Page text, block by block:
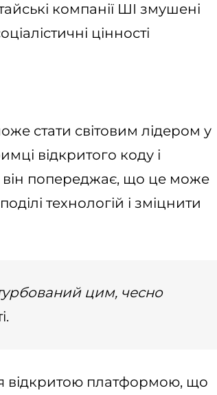
компанії ШІ змушені
цінності
стати світовим лідером у
відкритого коду і
він попереджає, що це може
технологій і зміцнити
цим, чесно
відкритою платформою, що